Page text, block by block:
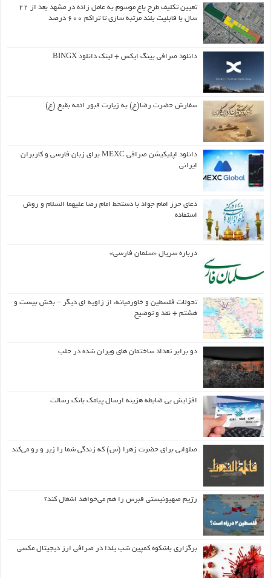
تعیین تکلیف طرح باغ موسوم به عامل زاده در مشهد بعد از ۲۲
سال با قابلیت بلند مرتبه سازی تا تراکم ۶۰۰ درصد
دانلود صرافی بینگ ایکس + لینک دانلود BINGX
سفارش حضرت رضا(ع) به زیارت قبور ائمه بقیع (ع)
دانلود اپلیکیشن صرافی MEXC برای زبان فارسی و کاربران
ایرانی
دعای حرز امام جواد با دستخط امام رضا علیهما السلام و روش
استفاده
درباره سریال «سلمان فارسی»
تحولات فلسطین و خاورمیانه، از زاویه ای دیگر – بخش بیست و
هشتم + نقد و توضیح
دو برابر تعداد ساختمان های ویران شده در حلب
افزایش بی ضابطه هزینه ارسال پیامک بانک رسالت
صلواتی برای حضرت زهرا (س) که زندگی شما را زیر و رو می‌کند
رژیم صهیونیستی قبرس را هم می‌خواهد اشغال کند؟
برگزاری باشکوه کمپین شب یلدا در صرافی ارز دیجیتال مکسی